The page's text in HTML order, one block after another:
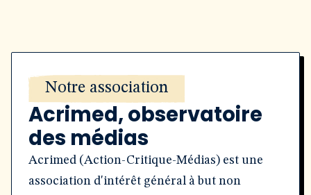
Notre association
Acrimed, observatoire
des médias
Acrimed (Action-Critique-Médias) est une
association d'intérêt général à but non